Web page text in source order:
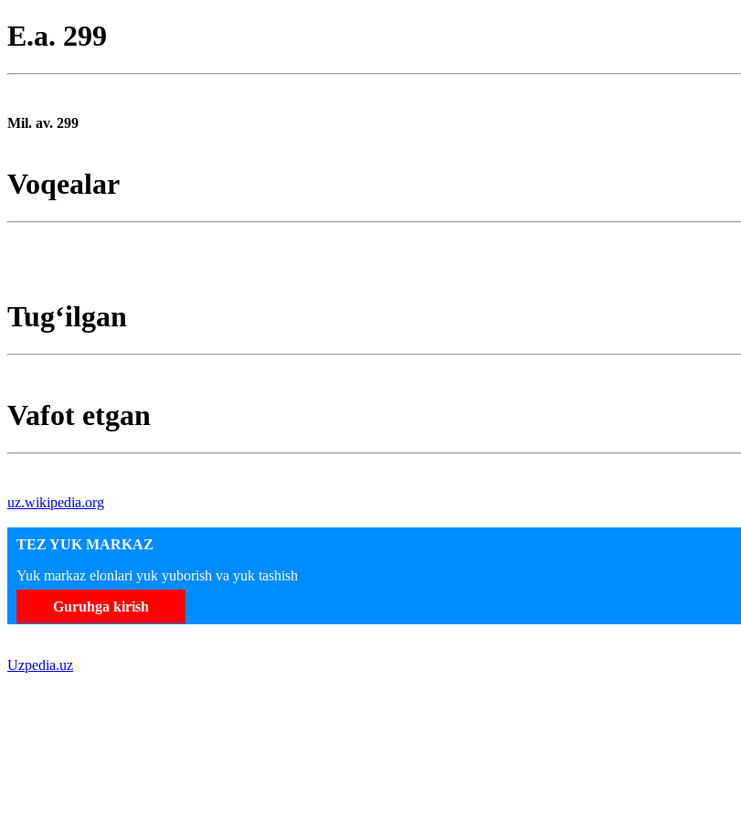
E.a. 299
Mil. av. 299
Voqealar
Tugʻilgan
Vafot etgan
uz.wikipedia.org
TEZ YUK MARKAZ
Yuk markaz elonlari yuk yuborish va yuk tashish
Guruhga kirish
Uzpedia.uz